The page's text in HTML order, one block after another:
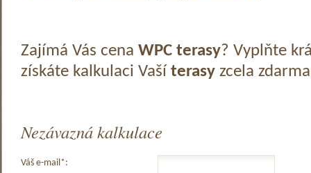
Zajímá Vás cena WPC terasy? Vyplňte
získáte kalkulaci Vaší terasyzcela
Nezávazná kalkulace
Váš e-mail*: